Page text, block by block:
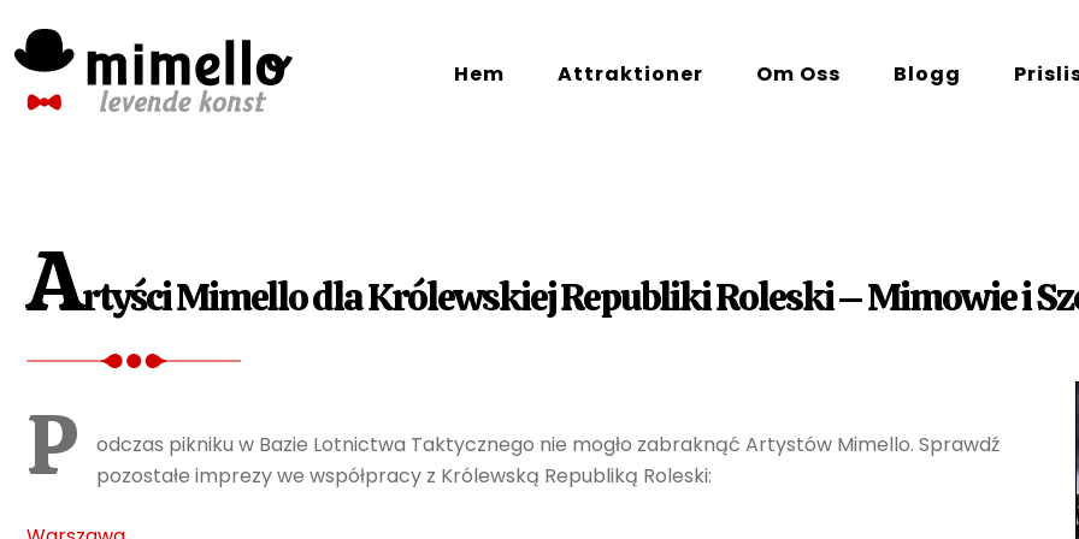
to
content
Hem Attraktioner Om Oss Blogg
Artyści Mimello dla Królewskiej Republiki Roleski – Mimowie i
P
odczas pikniku w Bazie Lotnictwa Taktycznego nie mogło zabraknąć Artystów Mimello. Sprawdź
pozostałe imprezy we współpracy z Królewską Republiką Roleski: